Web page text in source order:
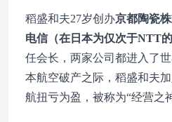
稻盛和夫27岁创办京都陶瓷
电信（在日本为仅次于NTT
任会长，两家公司都进入了世
本航空破产之际，稻盛和夫
航扭亏为盈，被称为“经营之神